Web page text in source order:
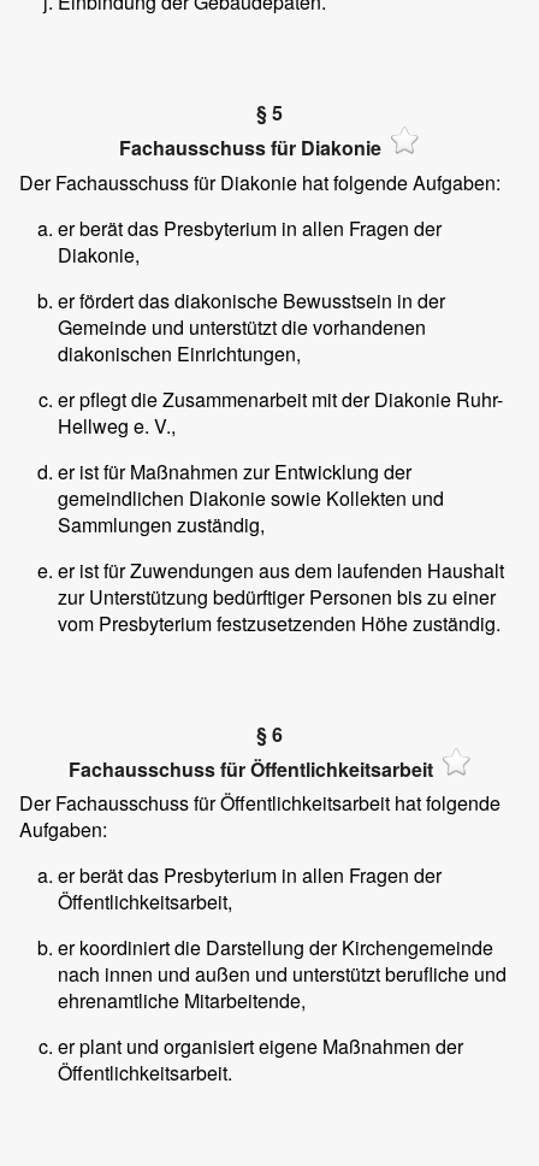
§ 5
Fachausschuss für Diakonie
Der Fachausschuss für Diakonie hat folgende Aufgaben:
er berät das Presbyterium in allen Fragen der
Diakonie,
er fördert das diakonische Bewusstsein in der
Gemeinde und unterstützt die vorhandenen
diakonischen Einrichtungen,
er pflegt die Zusammenarbeit mit der Diakonie Ruhr-
Hellweg e. V.,
er ist für Maßnahmen zur Entwicklung der
gemeindlichen Diakonie sowie Kollekten und
Sammlungen zuständig,
er ist für Zuwendungen aus dem laufenden Haushalt
zur Unterstützung bedürftiger Personen bis zu einer
vom Presbyterium festzusetzenden Höhe zuständig.
§ 6
Fachausschuss für Öffentlichkeitsarbeit
Der Fachausschuss für Öffentlichkeitsarbeit hat folgende
Aufgaben:
er berät das Presbyterium in allen Fragen der
Öffentlichkeitsarbeit,
er koordiniert die Darstellung der Kirchengemeinde
nach innen und außen und unterstützt berufliche und
ehrenamtliche Mitarbeitende,
er plant und organisiert eigene Maßnahmen der
Öffentlichkeitsarbeit.